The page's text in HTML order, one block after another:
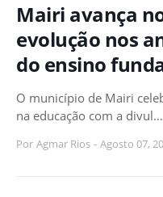
Mairi avança
evolução nos
do ensino
O município de Mairi
na educação com a divul…
Por Agmar Rios - Agosto 07,